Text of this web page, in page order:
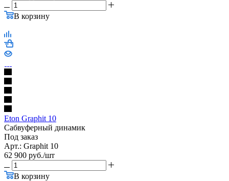
В корзину
Eton Graphit 10
Сабвуферный динамик
Под заказ
Арт.: Graphit 10
62 900 руб./шт
В корзину